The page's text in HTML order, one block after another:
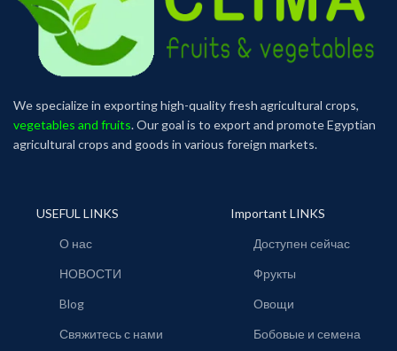
We specialize in exporting high-quality fresh agricultural crops,
vegetables and fruits. Our goal is to export and promote Egyptian
agricultural crops and goods in various foreign markets.
USEFUL LINKS
О нас
НОВОСТИ
Blog
Свяжитесь с нами
Important LINKS
Доступен сейчас
Фрукты
Овощи
Бобовые и семена